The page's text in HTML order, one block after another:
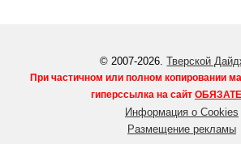
© 2007-2026.Тверской
При частичном или полном копировании
гиперссылка на сайт
Информация о Cookies
Размещение рекламы